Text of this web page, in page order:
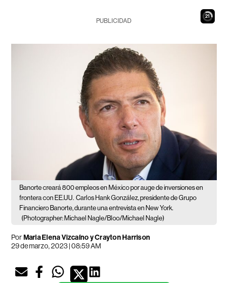
19
PUBLICIDAD
Banorte creará 800 empleos en México por auge de inversiones en
frontera con EE.UU. Carlos Hank González, presidente de Grupo
Financiero Banorte, durante una entrevista en New York.
(Photographer: Michael Nagle/Bloo/Michael Nagle)
PorMaria Elena Vizcaíno y Crayton Harrison
29 de marzo, 2023 | 08:59 AM